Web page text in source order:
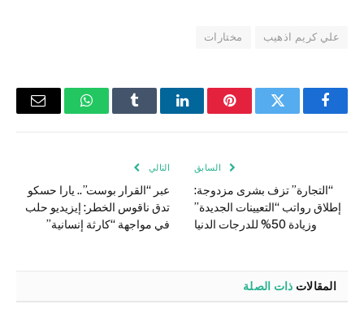
علي كريم اذهيب مختارات
فيسبوكتويتر بينتيريستلينكدإن Tumblr واتسابالبريد
السابق
“التجارة” تزف بشرى مزدوجة:
إطلاق رواتب “التعيينات الجديدة”
وزيادة 50% للدرجات الدنيا
التالي
عبر “القرار بوست”.. يارا حسكو
تدق ناقوس الخطر: إيزيديو حلب
في مواجهة “كارثة إنسانية”
المقالات ذات الصلة